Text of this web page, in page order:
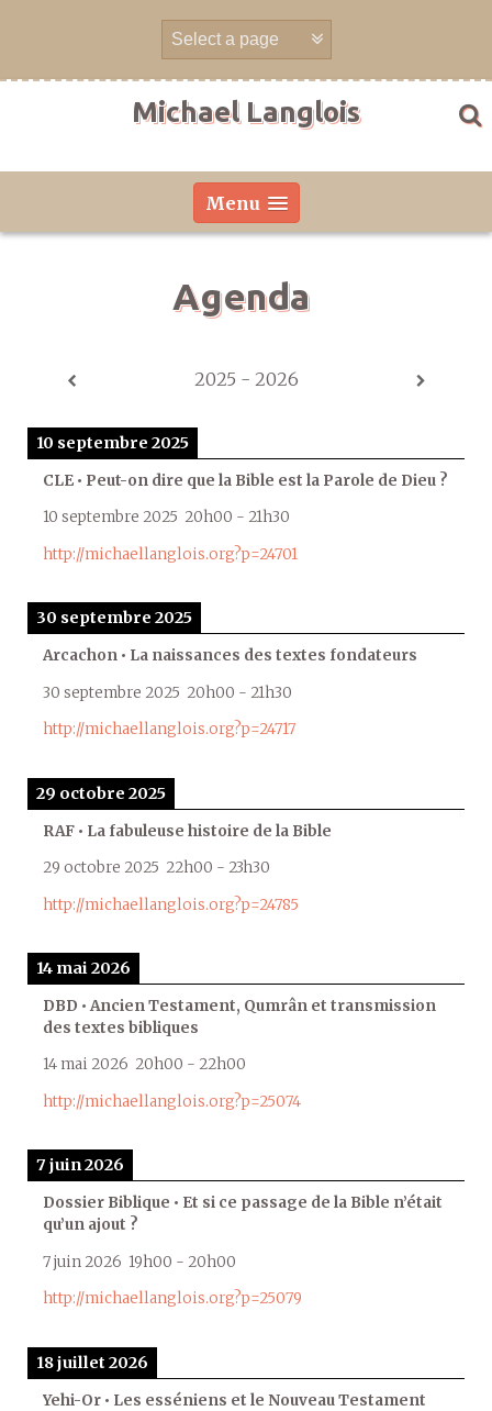
Michael Langlois
Menu
Agenda
2025 - 2026
10 septembre 2025
CLE • Peut-on dire que la Bible est la Parole de Dieu ?
10 septembre 2025 20h00 - 21h30
http://michaellanglois.org?p=24701
30 septembre 2025
Arcachon • La naissances des textes fondateurs
30 septembre 2025 20h00 - 21h30
http://michaellanglois.org?p=24717
29 octobre 2025
RAF • La fabuleuse histoire de la Bible
29 octobre 2025 22h00 - 23h30
http://michaellanglois.org?p=24785
14 mai 2026
DBD • Ancien Testament, Qumrân et transmission
des textes bibliques
14 mai 2026 20h00 - 22h00
http://michaellanglois.org?p=25074
7 juin 2026
Dossier Biblique • Et si ce passage de la Bible n’était
qu’un ajout ?
7 juin 2026 19h00 - 20h00
http://michaellanglois.org?p=25079
18 juillet 2026
Yehi-Or • Les esséniens et le Nouveau Testament